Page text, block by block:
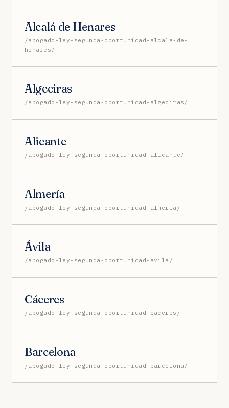
Alcalá de Henares
/abogado-ley-segunda-oportunidad-alcala-de-
henares/
Algeciras
/abogado-ley-segunda-oportunidad-algeciras/
Alicante
/abogado-ley-segunda-oportunidad-alicante/
Almería
/abogado-ley-segunda-oportunidad-almeria/
Ávila
/abogado-ley-segunda-oportunidad-avila/
Cáceres
/abogado-ley-segunda-oportunidad-caceres/
Barcelona
/abogado-ley-segunda-oportunidad-barcelona/